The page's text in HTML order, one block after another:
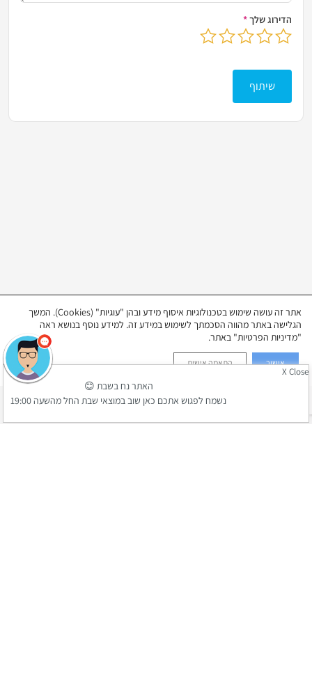
הדירוג שלך*
בחר דירוג מ-1 עד 5 כוכבים
שיתוף
X Close
האתר נח בשבת 😊
נשמח לפגוש אתכם כאן שוב במוצאי שבת החל מהשעה 19:00
אתר זה עושה שימוש בטכנולוגיות איסוף מידע ובהן "עוגיות" (Cookies). המשך
הגלישה באתר מהווה הסכמתך לשימוש במידע זה. למידע נוסף בנושא ראה
"מדיניות הפרטיות" באתר.
אישור התאמה אישית